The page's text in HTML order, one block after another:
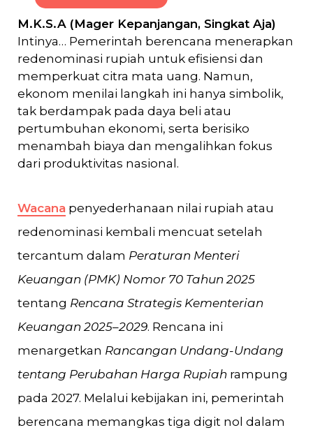
M.K.S.A (Mager Kepanjangan, Singkat Aja)
Intinya… Pemerintah berencana menerapkan
redenominasi rupiah untuk efisiensi dan
memperkuat citra mata uang. Namun,
ekonom menilai langkah ini hanya simbolik,
tak berdampak pada daya beli atau
pertumbuhan ekonomi, serta berisiko
menambah biaya dan mengalihkan fokus
dari produktivitas nasional.
Wacana penyederhanaan nilai rupiah atau
redenominasi kembali mencuat setelah
tercantum dalam Peraturan Menteri
Keuangan (PMK) Nomor 70 Tahun 2025
tentang Rencana Strategis Kementerian
Keuangan 2025–2029. Rencana ini
menargetkan Rancangan Undang-Undang
tentang Perubahan Harga Rupiah rampung
pada 2027. Melalui kebijakan ini, pemerintah
berencana memangkas tiga digit nol dalam